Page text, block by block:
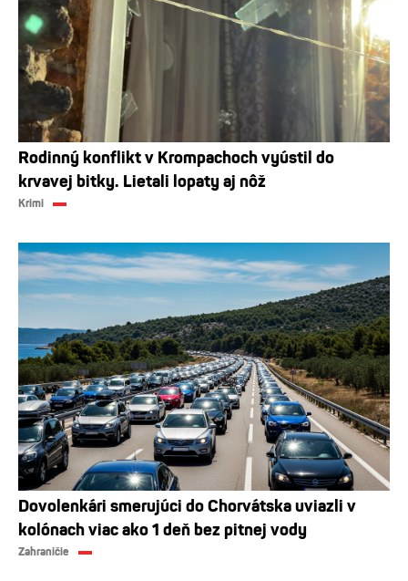
Rodinný konflikt v Krompachoch vyústil do
krvavej bitky. Lietali lopaty aj nôž
Krimi
Dovolenkári smerujúci do Chorvátska uviazli v
kolónach viac ako 1 deň bez pitnej vody
Zahraničie